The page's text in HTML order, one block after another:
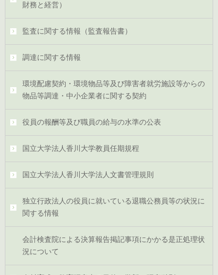
財務と経営）
監査に関する情報（監査報告書）
調達に関する情報
環境配慮契約・環境物品等及び障害者就労施設等からの
物品等調達・中小企業者に関する契約
役員の報酬等及び職員の給与の水準の公表
国立大学法人香川大学教員任期規程
国立大学法人香川大学法人文書管理規則
独立行政法人の役員に就いている退職公務員等の状況に
関する情報
会計検査院による決算報告掲記事項にかかる是正処理状
況について